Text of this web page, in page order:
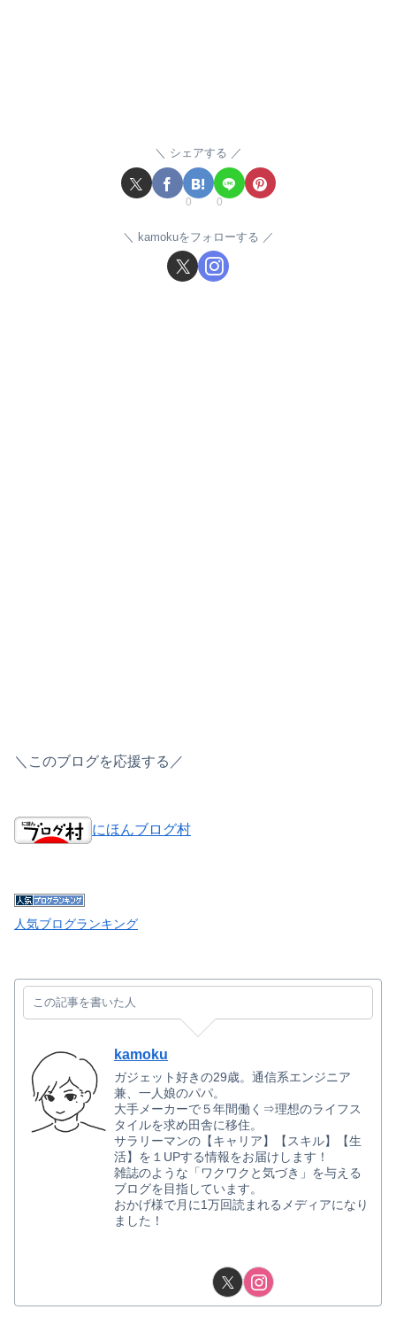
シェアする
0 0
kamokuをフォローする
＼このブログを応援する／
にほんブログ村
人気ブログランキング
この記事を書いた人
kamoku
ガジェット好きの29歳。通信系エンジニア
兼、一人娘のパパ。
大手メーカーで５年間働く⇒理想のライフス
タイルを求め田舎に移住。
サラリーマンの【キャリア】【スキル】【生
活】を１UPする情報をお届けします！
雑誌のような「ワクワクと気づき」を与える
ブログを目指しています。
おかげ様で月に1万回読まれるメディアになり
ました！